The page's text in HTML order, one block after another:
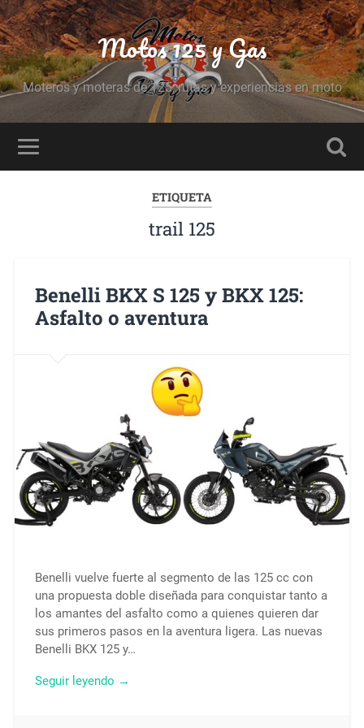
Motos 125 y Gas
Moteros y moteras de 125, rutas y experiencias en moto
ETIQUETA
trail 125
Benelli BKX S 125 y BKX 125:
Asfalto o aventura
Benelli vuelve fuerte al segmento de las 125 cc con
una propuesta doble diseñada para conquistar tanto a
los amantes del asfalto como a quienes quieren dar
sus primeros pasos en la aventura ligera. Las nuevas
Benelli BKX 125 y…
Seguir leyendo →